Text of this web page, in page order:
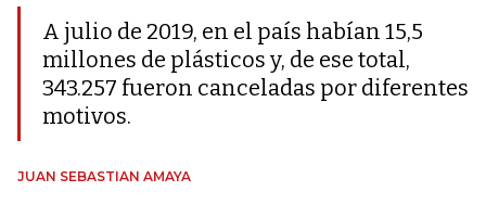
A julio de 2019, en el país habían 15,5
millones de plásticos y, de ese total,
343.257 fueron canceladas por diferentes
motivos.
JUAN SEBASTIAN AMAYA